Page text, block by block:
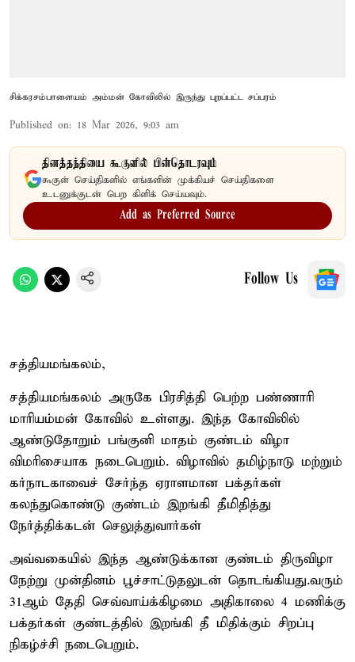
சிக்கரசம்பாளையம் அம்மன் கோவிலில் இருந்து புறப்பட்ட சப்பரம்
Published on: 18 Mar 2026, 9:03 am
தினத்தந்தியை கூகுளில் பின்தொடரவும்
கூகுள் செய்திகளில் எங்களின் முக்கியச் செய்திகளை
உடனுக்குடன் பெற கிளிக் செய்யவும்.
Add as Preferred Source
Follow Us
சத்தியமங்கலம்,
சத்தியமங்கலம் அருகே பிரசித்தி பெற்ற பண்ணாரி
மாரியம்மன் கோவில் உள்ளது. இந்த கோவிலில்
ஆண்டுதோறும் பங்குனி மாதம் குண்டம் விழா
விமரிசையாக நடைபெறும். விழாவில் தமிழ்நாடு மற்றும்
கர்நாடகாவைச் சேர்ந்த ஏராளமான பக்தர்கள்
கலந்துகொண்டு குண்டம் இறங்கி தீமிதித்து
நேர்த்திக்கடன் செலுத்துவார்கள்
அவ்வகையில் இந்த ஆண்டுக்கான குண்டம் திருவிழா
நேற்று முன்தினம் பூச்சாட்டுதலுடன் தொடங்கியது.வரும்
31ஆம் தேதி செவ்வாய்க்கிழமை அதிகாலை 4 மணிக்கு
பக்தர்கள் குண்டத்தில் இறங்கி தீ மிதிக்கும் சிறப்பு
நிகழ்ச்சி நடைபெறும்.